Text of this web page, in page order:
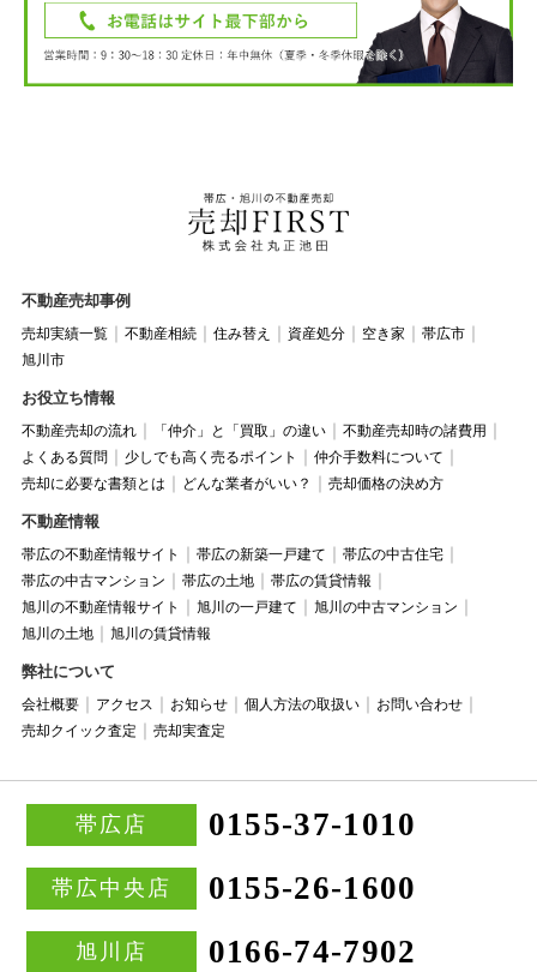
不動産売却事例
売却実績一覧 不動産相続 住み替え 資産処分 空き家
帯広市
旭川市
お役立ち情報
不動産売却の流れ 「仲介」と「買取」の違い
不動産売却時の諸費用
よくある質問
少しでも高く売るポイント
仲介手数料について
売却に必要な書類とは
どんな業者がいい？ 売却価格の決め方
不動産情報
帯広の不動産情報サイト 帯広の新築一戸建て
帯広の中古住宅
帯広の中古マンション
帯広の土地
帯広の賃貸情報
旭川の不動産情報サイト
旭川の一戸建て
旭川の中古マンション
旭川の土地
旭川の賃貸情報
弊社について
会社概要 アクセス お知らせ 個人方法の取扱い
お問い合わせ
売却クイック査定
売却実査定
帯広店 0155-37-1010
帯広中央店 0155-26-1600
旭川店 0166-74-7902